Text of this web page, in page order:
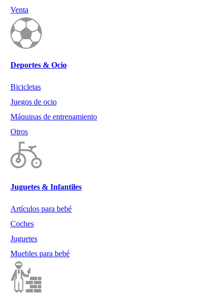
Venta
Deportes & Ocio
Bicicletas
Juegos de ocio
Máquinas de entrenamiento
Otros
Juguetes & Infantiles
Artículos para bebé
Coches
Juguetes
Muebles para bebé